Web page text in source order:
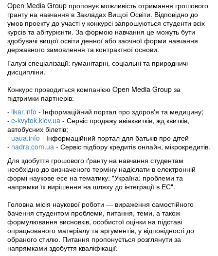
Open Media Group пропонує можливість отримання грошового
гранту на навчання в Закладах Вищої Освіти. Відповідно до
умов проекту до участі у конкурсі запрошуються студенти всіх
курсів та абітурієнти. За формою навчання це можуть бути
здобувачі вищої освіти денної або заочної форми навчання
державного замовлення та контрактної основи.
Галузі спеціалізації: гуманітарні, соціальні та природничі
дисципліни.
Конкурс проводиться компанією Open Media Group за
підтримки партнерів:
likar.info - Інформаційний портал про здоров'я та медицину;
e-kvytok.kiev.ua - Сервіс продажу авіаквитків, жд квитків,
автобусних білетів;
uaua.info - Інформаційний портал для батьків про дітей
nadra.com.ua - Сервіс підбору кредитів онлайн, мікрокредитів.
Для здобуття грошового ґранту на навчання студентам
необхідно до визначеного терміну надіслати в електронній
формі наукове есе на тематику: "Україна: проблеми та
напрямки їх вирішення на шляху до інтеграції в ЕС".
Головна місія наукової роботи — вираження самостійного
бачення студентом проблеми, питання, теми, а також
формулювання висновків, особистої оцінки на підставі
опрацьованого матеріалу та аргументів, у відповідності до
обраного стилю. Питання пропонується розглянути за
напрямками здобуття кваліфікації: